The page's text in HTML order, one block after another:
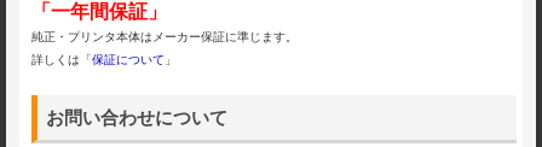
「一年間保証」
純正・プリンタ本体はメーカー保証に準じます。
詳しくは「 保証について 」
お問い合わせについて